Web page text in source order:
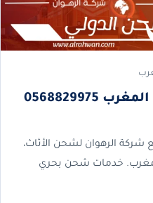
شركة شحن من جدة إلى المغرب 0568829975
الرهوان لشحن الأثاث،
خدمات شحن بحري